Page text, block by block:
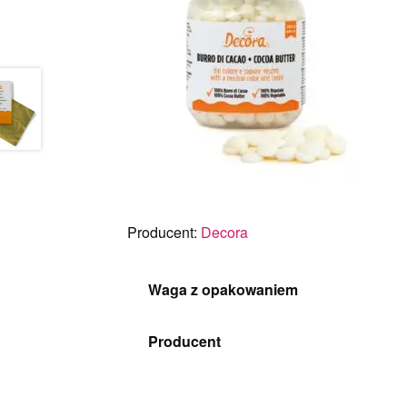
Producent: Decora
Waga z opakowaniem
Producent